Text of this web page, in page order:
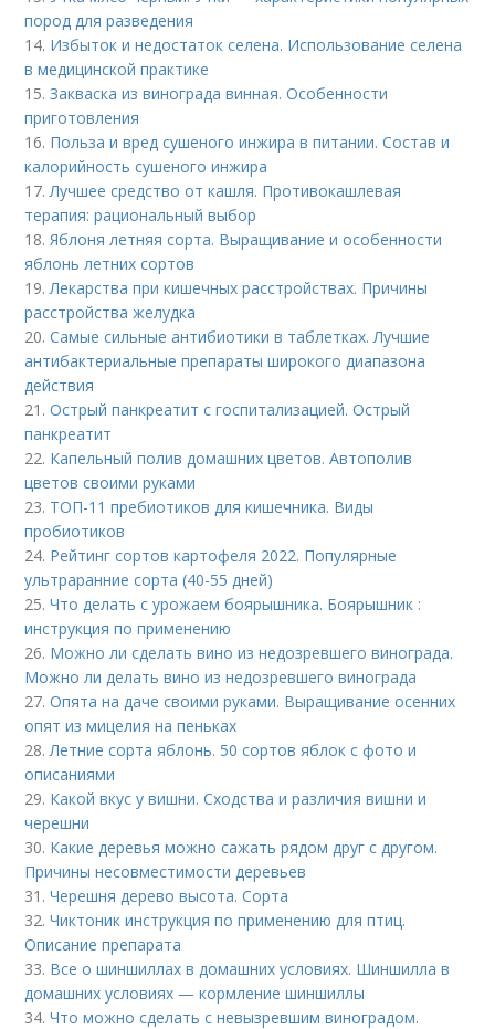
пород для разведения
14. Избыток и недостаток селена. Использование селена
в медицинской практике
15.Закваска из винограда винная. Особенности
приготовления
16. Польза и вред сушеного инжира в питании. Состав и
калорийность сушеного инжира
17.Лучшее средство от кашля. Противокашлевая
терапия: рациональный выбор
18.Яблоня летняя сорта. Выращивание и особенности
яблонь летних сортов
19.Лекарства при кишечных расстройствах. Причины
расстройства желудка
20.Самые сильные антибиотики в таблетках. Лучшие
антибактериальные препараты широкого диапазона
действия
21.Острый панкреатит с госпитализацией. Острый
панкреатит
22. Капельный полив домашних цветов. Автополив
цветов своими руками
23. ТОП-11 пребиотиков для кишечника. Виды
пробиотиков
24. Рейтинг сортов картофеля 2022. Популярные
ультраранние сорта (40-55 дней)
25.Что делать с урожаем боярышника. Боярышник :
инструкция по применению
26. Можно ли сделать вино из недозревшего винограда.
Можно ли делать вино из недозревшего винограда
27.Опята на даче своими руками. Выращивание осенних
опят из мицелия на пеньках
28.Летние сорта яблонь. 50 сортов яблок с фото и
описаниями
29. Какой вкус у вишни. Сходства и различия вишни и
черешни
30. Какие деревья можно сажать рядом друг с другом.
Причины несовместимости деревьев
31.Черешня дерево высота. Сорта
32.Чиктоник инструкция по применению для птиц.
Описание препарата
33. Все о шиншиллах в домашних условиях. Шиншилла в
домашних условиях — кормление шиншиллы
34.Что можно сделать с невызревшим виноградом.